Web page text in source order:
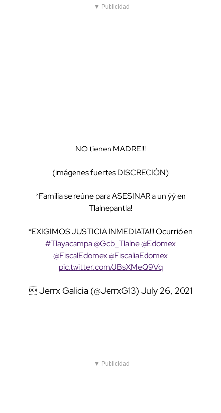
▼ Publicidad
NO tienen MADRE!!!
(imágenes fuertes DISCRECIÓN)
*Familia se reúne para ASESINAR a un ýý en
Tlalnepantla!
*EXIGIMOS JUSTICIA INMEDIATA!!! Ocurrió en
#Tlayacampa@Gob_Tlalne@Edomex
@FiscalEdomex@FiscaliaEdomex
pic.twitter.com/JBsXMeQ9Vq
 Jerrx Galicia (@JerrxG13) July 26, 2021
▼ Publicidad